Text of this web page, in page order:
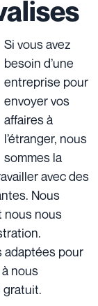
Si vous avez
besoin d’une
entreprise pour
envoyer vos
affaires à
l’étranger, nous
sommes la
avec des
Nous
nous nous
adaptées pour
à nous
gratuit.